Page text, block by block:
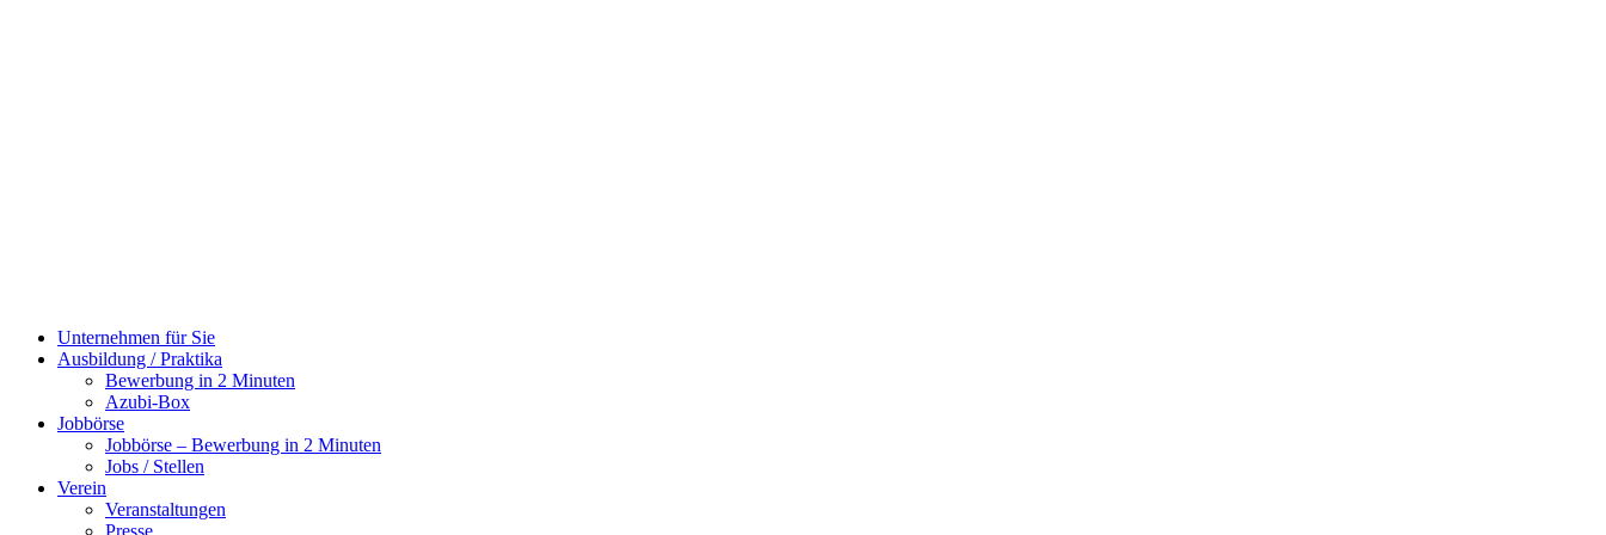
Unternehmen für Sie
Ausbildung / Praktika
Bewerbung in 2 Minuten
Azubi-Box
Jobbörse
Jobbörse – Bewerbung in 2 Minuten
Jobs / Stellen
Verein
Veranstaltungen
Presse